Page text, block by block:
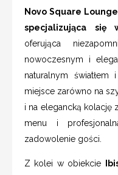
Novo Square
specjalizująca się
oferująca
nowoczesnym i
naturalnym
miejsce zarówno na
i na elegancką kolację
menu i
zadowolenie gości.
Z kolei w obiekcie